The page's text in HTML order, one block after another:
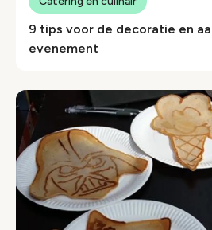
9 tips voor de decoratie en
evenement